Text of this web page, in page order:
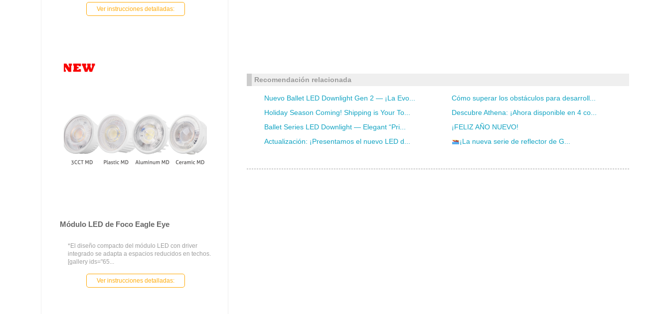
Ver instrucciones detalladas:
Módulo LED de Foco Eagle Eye
*El diseño compacto del módulo LED con driver
integrado se adapta a espacios reducidos en techos.
[gallery ids="65...
Ver instrucciones detalladas:
Recomendación relacionada
Nuevo Ballet LED Downlight Gen 2 — ¡La Evo...
Cómo superar los obstáculos para desarroll...
Holiday Season Coming! Shipping is Your To...
Descubre Athena: ¡Ahora disponible en 4 co...
Ballet Series LED Downlight — Elegant “Pri...
¡FELIZ AÑO NUEVO!
Actualización: ¡Presentamos el nuevo LED d...
¡La nueva serie de reflector de G...